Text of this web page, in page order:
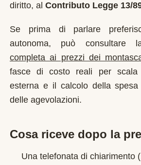
diritto, al Contributo Legge 13/
Se prima di parlare
autonoma, può consultare
completa ai prezzi dei
fasce di costo reali per scala
esterna e il calcolo della
delle agevolazioni.
Cosa riceve dopo la
Una telefonata di chiarimento